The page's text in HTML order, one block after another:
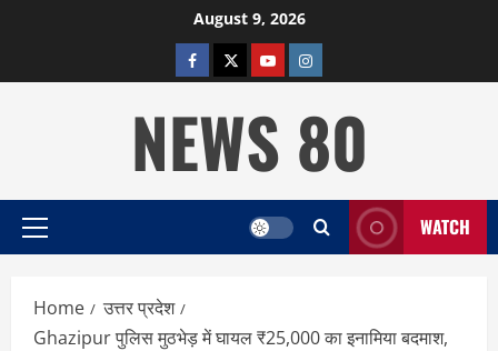
August 9, 2026
facebooktwitterYOUTUBE
instagram
NEWS 80
Primary
WATCH
Home
उत्तर प्रदेश
Ghazipur पुलिस मुठभेड़ में घायल ₹25,000 का इनामिया बदमाश,